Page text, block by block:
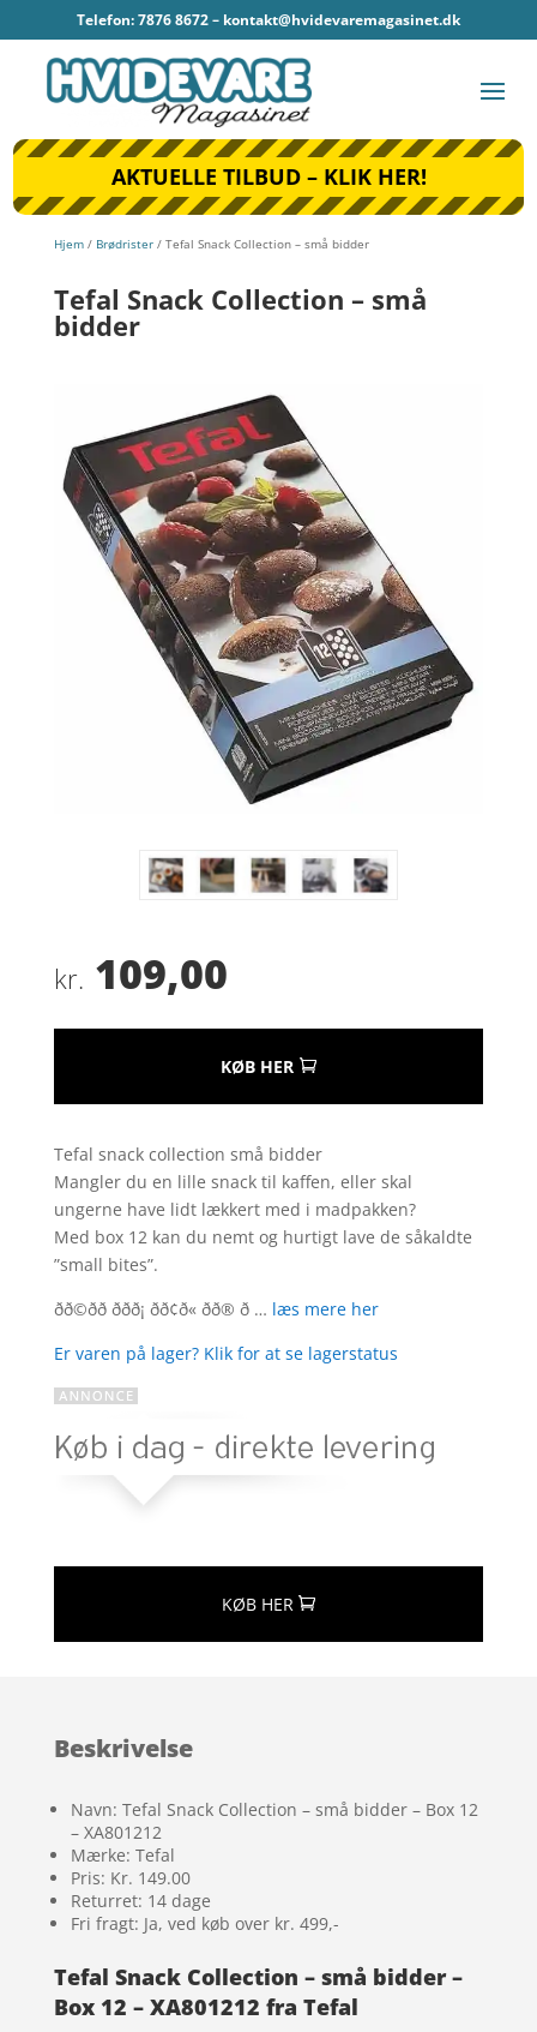
Telefon: 7876 8672 – kontakt@hvidevaremagasinet.dk
AKTUELLE TILBUD – KLIK HER!
Hjem/ Brødrister/ Tefal Snack Collection – små bidder
Tefal Snack Collection – små
bidder
kr. 109,00
KØB HER
Tefal snack collection små bidder
Mangler du en lille snack til kaffen, eller skal
ungerne have lidt lækkert med i madpakken?
Med box 12 kan du nemt og hurtigt lave de såkaldte
”small bites”.
ðð©ðð ððð¡ ðð¢ð« ð­ð® ð … læs mere her
Er varen på lager? Klik for at se lagerstatus
KØB HER
Beskrivelse
Navn: Tefal Snack Collection – små bidder – Box 12
– XA801212
Mærke: Tefal
Pris: Kr. 149.00
Returret: 14 dage
Fri fragt: Ja, ved køb over kr. 499,-
Tefal Snack Collection – små bidder –
Box 12 – XA801212 fra Tefal